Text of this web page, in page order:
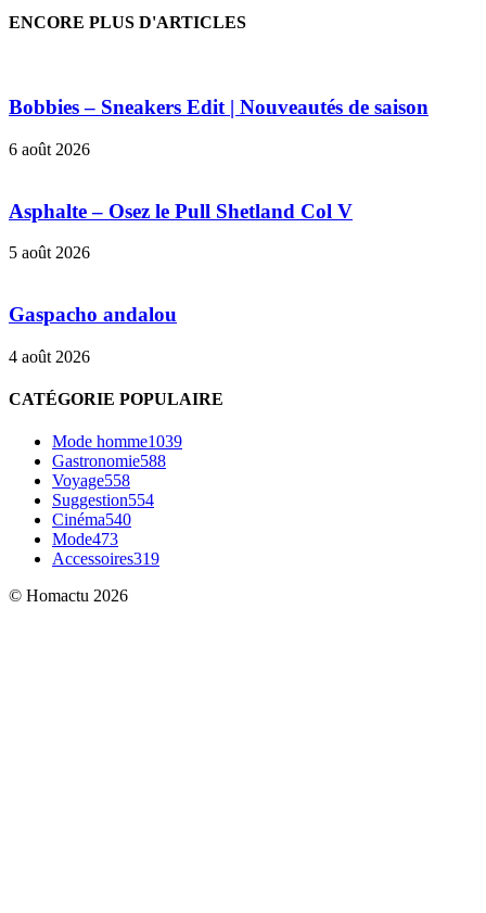
ENCORE PLUS D'ARTICLES
Bobbies – Sneakers Edit | Nouveautés de saison
6 août 2026
Asphalte – Osez le Pull Shetland Col V
5 août 2026
Gaspacho andalou
4 août 2026
CATÉGORIE POPULAIRE
Mode homme1039
Gastronomie588
Voyage558
Suggestion554
Cinéma540
Mode473
Accessoires319
© Homactu 2026